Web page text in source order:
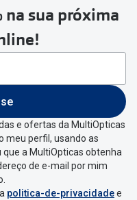
na sua próxima
e ofertas da MultiOpticas
meu perfil, usando as
a MultiOpticas obtenha
de e-mail por mim
politica-de-privacidadee